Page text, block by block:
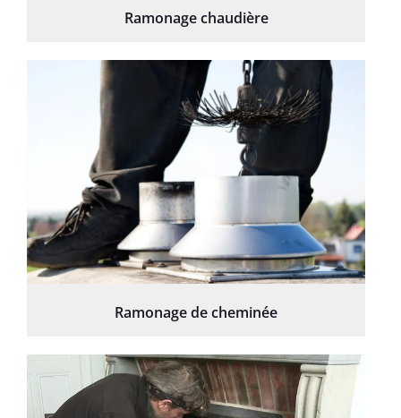
Ramonage chaudière
Ramonage de cheminée